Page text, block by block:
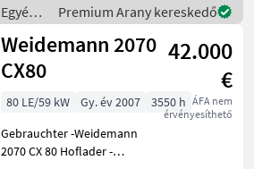
km/h-s kivitel,
Egyéb
mezőgazdasági
erőgépek
/ Giant
Premium Arany kereskedő
Weidemann 2070
CX80
42.000
€
ÁFA nem
érvényesíthető
80 LE/59 kW Gy. év 2007
3550 h
Gebrauchter -Weidemann
2070 CX 80 Hoflader -